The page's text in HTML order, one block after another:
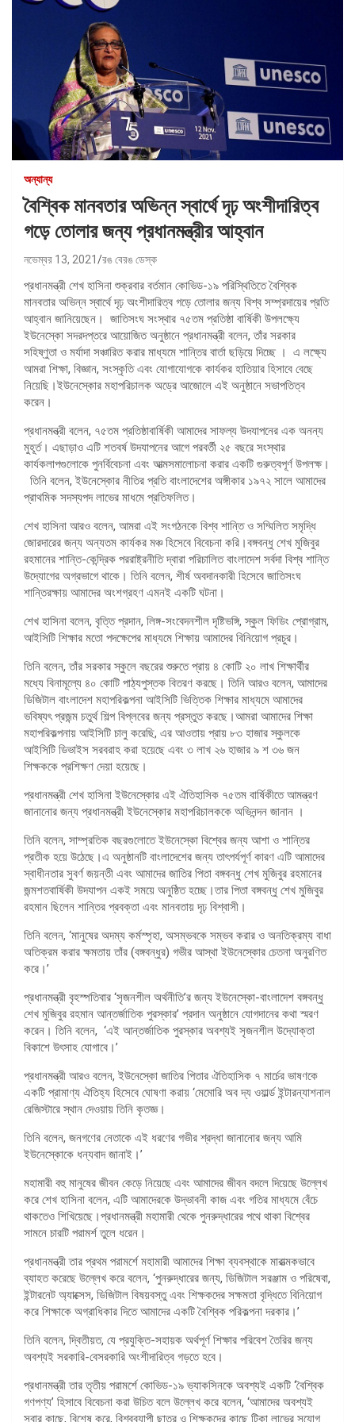
অন্যান্য
বৈশ্বিক মানবতার অভিন্ন স্বার্থে দৃঢ় অংশীদারিত্ব
গড়ে তোলার জন্য প্রধানমন্ত্রীর আহ্বান
নভেম্বর 13, 2021 রঙ বেরঙ ডেস্ক
প্রধানমন্ত্রী শেখ হাসিনা শুক্রবার বর্তমান কোভিড-১৯ পরিস্থিতিতে বৈশ্বিক
মানবতার অভিন্ন স্বার্থে দৃঢ় অংশীদারিত্ব গড়ে তোলার জন্য বিশ্ব সম্প্রদায়ের প্রতি
আহ্বান জানিয়েছেন। জাতিসংঘ সংস্থার ৭৫তম প্রতিষ্ঠা বার্ষিকী উপলক্ষ্যে
ইউনেস্কো সদরদপ্তরে আয়োজিত অনুষ্ঠানে প্রধানমন্ত্রী বলেন, তাঁর সরকার
সহিষ্ণুতা ও মর্যাদা সঞ্চারিত করার মাধ্যমে শান্তির বার্তা ছড়িয়ে দিচ্ছে । এ লক্ষ্যে
আমরা শিক্ষা, বিজ্ঞান, সংস্কৃতি এবং যোগাযোগকে কার্যকর হাতিয়ার হিসাবে বেছে
নিয়েছি।ইউনেস্কোর মহাপরিচালক অড্রে আজোলে এই অনুষ্ঠানে সভাপতিত্ব
করেন।
প্রধানমন্ত্রী বলেন, ৭৫তম প্রতিষ্ঠাবার্ষিকী আমাদের সাফল্য উদযাপনের এক অনন্য
মুহূর্ত। এছাড়াও এটি শতবর্ষ উদযাপনের আগে পরবর্তী ২৫ বছরে সংস্থার
কার্যকলাপগুলোকে পুনর্বিবেচনা এবং আত্মসমালোচনা করার একটি গুরুত্বপূর্ণ উপলক্ষ।
তিনি বলেন, ইউনেস্কোর নীতির প্রতি বাংলাদেশের অঙ্গীকার ১৯৭২ সালে আমাদের
প্রাথমিক সদস্যপদ লাভের মাধমে প্রতিফলিত।
শেখ হাসিনা আরও বলেন, আমরা এই সংগঠনকে বিশ্ব শান্তি ও সম্মিলিত সমৃদ্ধি
জোরদারের জন্য অন্যতম কার্যকর মঞ্চ হিসেবে বিবেচনা করি।বঙ্গবন্ধু শেখ মুজিবুর
রহমানের শান্তি-কেন্দ্রিক পররাষ্ট্রনীতি দ্বারা পরিচালিত বাংলাদেশ সর্বদা বিশ্ব শান্তি
উদ্যোগের অগ্রভাগে থাকে। তিনি বলেন, শীর্ষ অবদানকারী হিসেবে জাতিসংঘ
শান্তিরক্ষায় আমাদের অংশগ্রহণ এমনই একটি ঘটনা।
শেখ হাসিনা বলেন, বৃত্তি প্রদান, লিঙ্গ-সংবেদনশীল দৃষ্টিভঙ্গি, স্কুল ফিডিং প্রোগ্রাম,
আইসিটি শিক্ষার মতো পদক্ষেপের মাধ্যমে শিক্ষায় আমাদের বিনিয়োগ প্রচুর।
তিনি বলেন, তাঁর সরকার স্কুলে বছরের শুরুতে প্রায় ৪ কোটি ২০ লাখ শিক্ষার্থীর
মধ্যে বিনামূল্যে ৪০ কোটি পাঠ্যপুস্তক বিতরণ করছে। তিনি আরও বলেন, আমাদের
ডিজিটাল বাংলাদেশ মহাপরিকল্পনা আইসিটি ভিত্তিক শিক্ষার মাধ্যমে আমাদের
ভবিষ্যৎ প্রজন্ম চতুর্থ শিল্প বিপ্লবের জন্য প্রস্তুত করছে।আমরা আমাদের শিক্ষা
মহাপরিকল্পনায় আইসিটি চালু করেছি, এর আওতায় প্রায় ৮৩ হাজার স্কুলকে
আইসিটি ডিভাইস সরবরাহ করা হয়েছে এবং ৩ লাখ ২৬ হাজার ৯ শ ৩৬ জন
শিক্ষককে প্রশিক্ষণ দেয়া হয়েছে।
প্রধানমন্ত্রী শেখ হাসিনা ইউনেস্কোর এই ঐতিহাসিক ৭৫তম বার্ষিকীতে আমন্ত্রণ
জানানোর জন্য প্রধানমন্ত্রী ইউনেস্কোর মহাপরিচালককে অভিনন্দন জানান ।
তিনি বলেন, সাম্প্রতিক বছরগুলোতে ইউনেস্কো বিশ্বের জন্য আশা ও শান্তির
প্রতীক হয়ে উঠেছে।এ অনুষ্ঠানটি বাংলাদেশের জন্য তাৎপর্যপূর্ণ কারণ এটি আমাদের
স্বাধীনতার সুবর্ণ জয়ন্তী এবং আমাদের জাতির পিতা বঙ্গবন্ধু শেখ মুজিবুর রহমানের
জন্মশতবার্ষিকী উদযাপন একই সময়ে অনুষ্ঠিত হচ্ছে।তার পিতা বঙ্গবন্ধু শেখ মুজিবুর
রহমান ছিলেন শান্তির প্রবক্তা এবং মানবতায় দৃঢ় বিশ্বাসী।
তিনি বলেন, ‘মানুষের অদম্য কর্মস্পৃহা, অসম্ভবকে সম্ভব করার ও অনতিক্রম্য বাধা
অতিক্রম করার ক্ষমতায় তাঁর (বঙ্গবন্ধুর) গভীর আস্থা ইউনেস্কোর চেতনা অনুরণিত
করে।’
প্রধানমন্ত্রী বৃহস্পতিবার ‘সৃজনশীল অর্থনীতি’র জন্য ইউনেস্কো-বাংলাদেশ বঙ্গবন্ধু
শেখ মুজিবুর রহমান আন্তর্জাতিক পুরস্কার’ প্রদান অনুষ্ঠানে যোগদানের কথা স্মরণ
করেন। তিনি বলেন, ‘এই আন্তর্জাতিক পুরস্কার অবশ্যই সৃজনশীল উদ্যোক্তা
বিকাশে উৎসাহ যোগাবে।’
প্রধানমন্ত্রী আরও বলেন, ইউনেস্কো জাতির পিতার ঐতিহাসিক ৭ মার্চের ভাষণকে
একটি প্রামাণ্য ঐতিহ্য হিসেবে ঘোষণা করায় ‘মেমোরি অব দ্য ওয়ার্ল্ড ইন্টারন্যাশনাল
রেজিস্টারে স্থান দেওয়ায় তিনি কৃতজ্ঞ।
তিনি বলেন, জনগণের নেতাকে এই ধরণের গভীর শ্রদ্ধা জানানোর জন্য আমি
ইউনেস্কোকে ধন্যবাদ জানাই।’
মহামারী বহু মানুষের জীবন কেড়ে নিয়েছে এবং আমাদের জীবন বদলে দিয়েছে উল্লেখ
করে শেখ হাসিনা বলেন, এটি আমাদেরকে উদ্ভাবনী কাজ এবং গতির মাধ্যমে বেঁচে
থাকতেও শিখিয়েছে।প্রধানমন্ত্রী মহামারী থেকে পুনরুদ্ধারের পথে থাকা বিশ্বের
সামনে চারটি পরামর্শ তুলে ধরেন।
প্রধানমন্ত্রী তার প্রথম পরামর্শে মহামারী আমাদের শিক্ষা ব্যবস্থাকে মারাত্মকভাবে
ব্যাহত করেছে উল্লেখ করে বলেন, ‘পুনরুদ্ধারের জন্য, ডিজিটাল সরঞ্জাম ও পরিষেবা,
ইন্টারনেট অ্যাক্সেস, ডিজিটাল বিষয়বস্তু এবং শিক্ষকদের সক্ষমতা বৃদ্ধিতে বিনিয়োগ
করে শিক্ষাকে অগ্রাধিকার দিতে আমাদের একটি বৈশ্বিক পরিকল্পনা দরকার।’
তিনি বলেন, দ্বিতীয়ত, যে প্রযুক্তি-সহায়ক অর্থপূর্ণ শিক্ষার পরিবেশ তৈরির জন্য
অবশ্যই সরকারি-বেসরকারি অংশীদারিত্ব গড়তে হবে।
প্রধানমন্ত্রী তার তৃতীয় পরামর্শে কোভিড-১৯ ভ্যাকসিনকে অবশ্যই একটি ‘বৈশ্বিক
গণপণ্য’ হিসাবে বিবেচনা করা উচিত বলে উল্লেখ করে বলেন, ‘আমাদের অবশ্যই
সবার কাছে, বিশেষ করে, বিশ্বব্যাপী ছাত্র ও শিক্ষকদের কাছে টিকা লাভের সুযোগ